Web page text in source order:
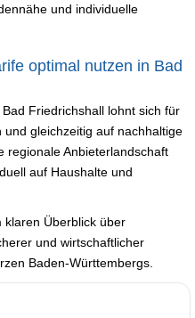
und individuelle
optimal nutzen in Bad
Friedrichshall lohnt sich für
gleichzeitig auf nachhaltige
regionale Anbieterlandschaft
auf Haushalte und
klaren Überblick über
und wirtschaftlicher
Baden-Württembergs.